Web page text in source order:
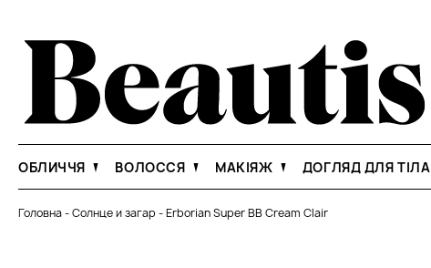
ОБЛИЧЧЯ ВОЛОССЯ МАКІЯЖ ДОГЛЯД ДЛЯ ТІЛА
Головна-Солнце и загар -Erborian Super ВВ Cream Clair